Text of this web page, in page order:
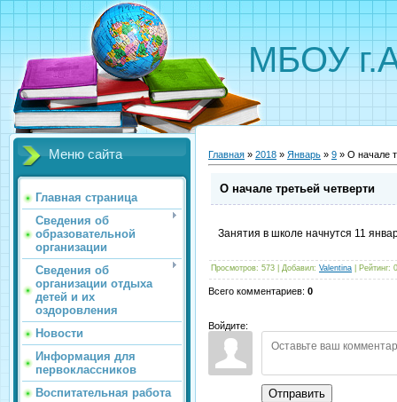
МБОУ
Меню сайта
Главная страница
Сведения об
образовательной
организации
Сведения об
организации отдыха
детей и их
оздоровления
Новости
Информация для
первоклассников
Воспитательная работа
Главная » 2018 » Январь » 9 » О начале
О начале третьей четверти
Занятия в школе начнутся 11
Просмотров: 573 Добавил: Valentina Рейтинг:
Всего комментариев: 0
Войдите:
Отправить